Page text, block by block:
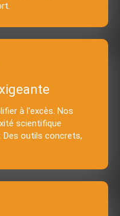
à l'excès. Nos
scientifique
Des outils concrets,